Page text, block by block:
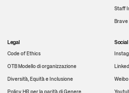
Staff
Brave
Legal
Code of Ethics
OTB Modello di organizzazione
Diversità, Equità e Inclusione
Policy HR per la parità di Genere
Social
Weibo